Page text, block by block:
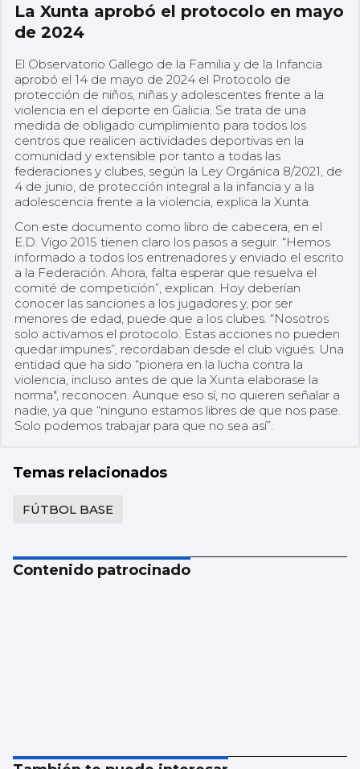
La Xunta aprobó el protocolo en mayo
de 2024
El Observatorio Gallego de la Familia y de la Infancia
aprobó el 14 de mayo de 2024 el Protocolo de
protección de niños, niñas y adolescentes frente a la
violencia en el deporte en Galicia. Se trata de una
medida de obligado cumplimiento para todos los
centros que realicen actividades deportivas en la
comunidad y extensible por tanto a todas las
federaciones y clubes, según la Ley Orgánica 8/2021, de
4 de junio, de protección integral a la infancia y a la
adolescencia frente a la violencia, explica la Xunta.
Con este documento como libro de cabecera, en el
E.D. Vigo 2015 tienen claro los pasos a seguir. “Hemos
informado a todos los entrenadores y enviado el escrito
a la Federación. Ahora, falta esperar que resuelva el
comité de competición”, explican. Hoy deberían
conocer las sanciones a los jugadores y, por ser
menores de edad, puede que a los clubes. “Nosotros
solo activamos el protocolo. Estas acciones no pueden
quedar impunes”, recordaban desde el club vigués. Una
entidad que ha sido “pionera en la lucha contra la
violencia, incluso antes de que la Xunta elaborase la
norma", reconocen. Aunque eso sí, no quieren señalar a
nadie, ya que “ninguno estamos libres de que nos pase.
Solo podemos trabajar para que no sea así”.
Temas relacionados
FÚTBOL BASE
Contenido patrocinado